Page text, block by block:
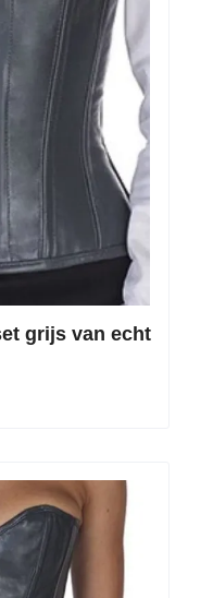
grijs van echt